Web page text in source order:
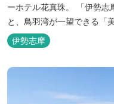
ーホテル花真珠。 「伊勢
と、鳥羽湾が一望できる「
た客室で、五感から体と心を癒やします。
ーアルした過ごしやすいお
なっております。 全室オ
伊勢志摩